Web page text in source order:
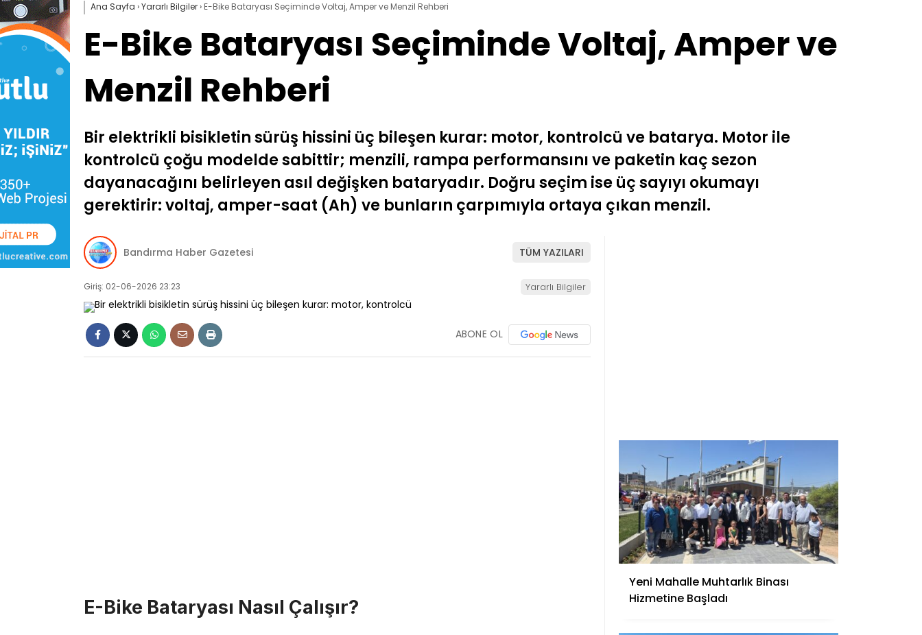
Ana Sayfa ›Yararlı Bilgiler› E-Bike Bataryası Seçiminde Voltaj, Amper ve Menzil Rehberi
E-Bike Bataryası Seçiminde Voltaj, Amper ve
Menzil Rehberi
Bir elektrikli bisikletin sürüş hissini üç bileşen kurar: motor, kontrolcü ve batarya. Motor ile
kontrolcü çoğu modelde sabittir; menzili, rampa performansını ve paketin kaç sezon
dayanacağını belirleyen asıl değişken bataryadır. Doğru seçim ise üç sayıyı okumayı
gerektirir: voltaj, amper-saat (Ah) ve bunların çarpımıyla ortaya çıkan menzil.
Bandırma Haber Gazetesi TÜM YAZILARI
Giriş: 02-06-2026 23:23 Yararlı Bilgiler
ABONE OL
E-Bike Bataryası Nasıl Çalışır?
Yeni Mahalle Muhtarlık Binası
Hizmetine Başladı